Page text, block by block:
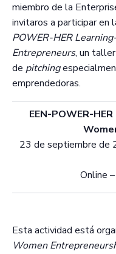
miembro de la
invitaros a participar en
POWER-HER
Entrepreneurs, un
de pitching
emprendedoras.
EEN-POWER-
23 de septiembre de
Online –
Esta actividad está
Women